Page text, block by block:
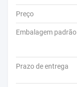
Preço
Embalagem padrão
Prazo de entrega